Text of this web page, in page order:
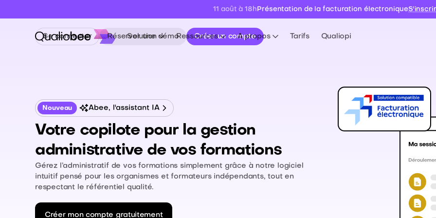
11 août à 18h Présentation de la facturation électronique
Solution Ressources A propos Tarifs Qualiopi
Se connecter Réserver une démo Créer un compte
Nouveau Abee, l'assistant IA
Votre copilote pour la gestion
administrative de vos formations
Gérez l’administratif de vos formations simplement grâce à notre logiciel
intuitif pensé pour les organismes et formateurs indépendants, tout en
respectant le référentiel qualité.
Créer mon compte gratuitement